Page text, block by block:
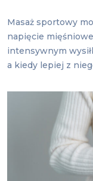
Masaż sportowy
napięcie
intensywnym
a kiedy lepiej z